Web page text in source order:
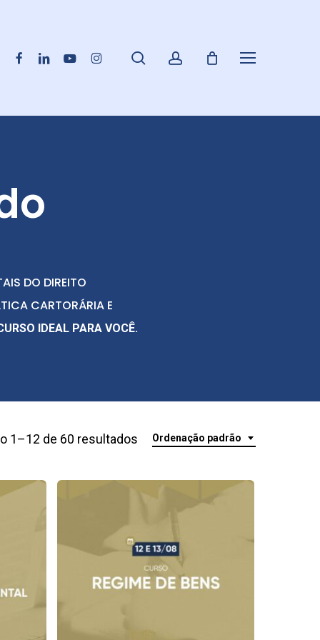
Menu
FacebookLinkedinYoutubeInstagram pesquisaraccount
DO DIREITO
CARTORÁRIA E
IDEAL PARA VOCÊ.
Ordenação padrão
1–12 de 60 resultados